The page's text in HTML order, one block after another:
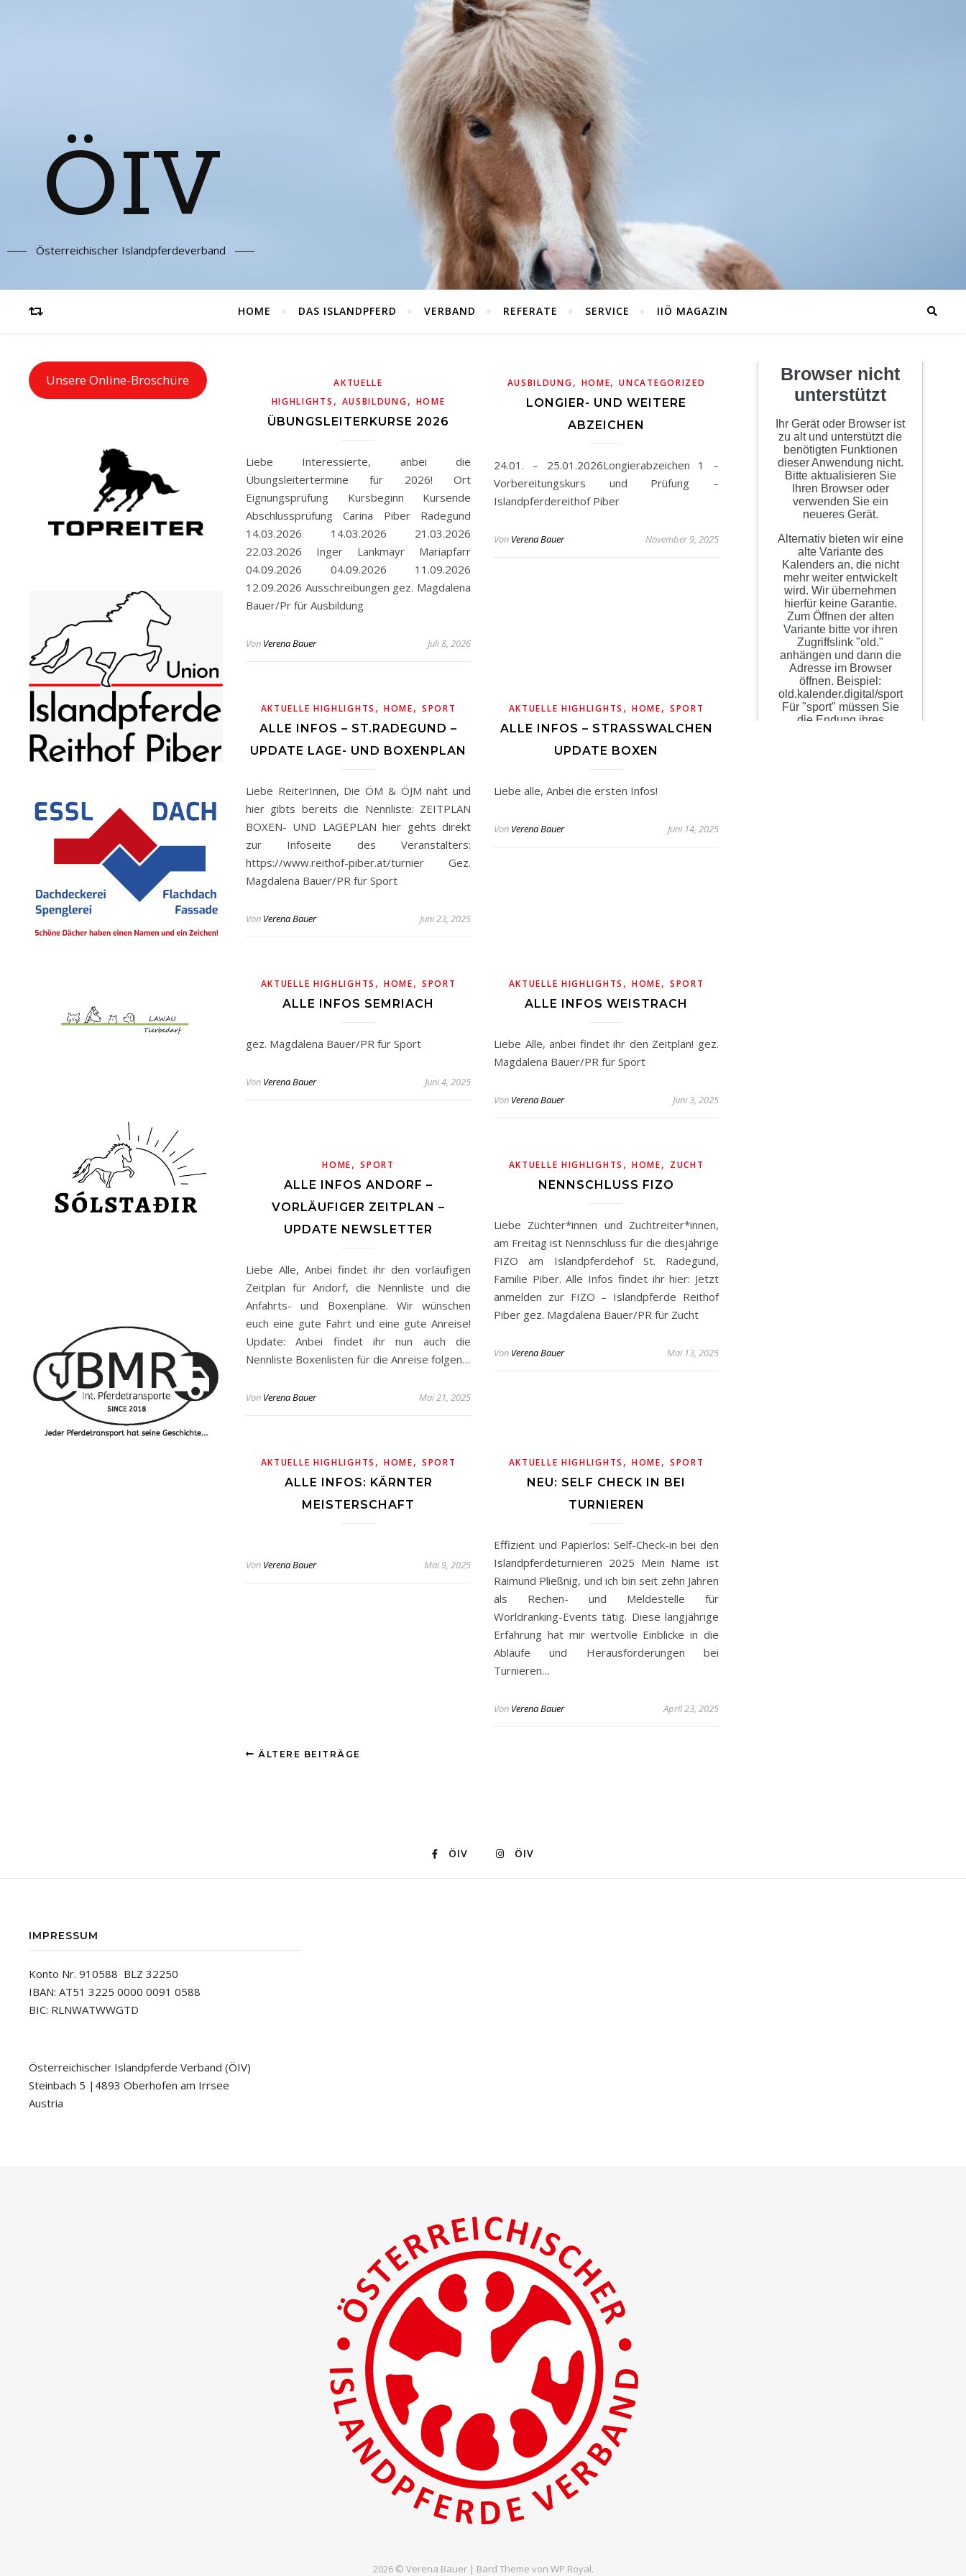
ÖIV
Österreichischer Islandpferdeverband
HOME DAS ISLANDPFERD VERBAND REFERATE SERVICE IIÖ MAGAZIN
Unsere Online-Broschüre
AKTUELLE
HIGHLIGHTS , AUSBILDUNG, HOME
ÜBUNGSLEITERKURSE 2026
Liebe Interessierte, anbei die
Übungsleitertermine für 2026! Ort
Eignungsprüfung Kursbeginn Kursende
Abschlussprüfung Carina Piber Radegund
14.03.2026 14.03.2026 21.03.2026
22.03.2026 Inger Lankmayr Mariapfarr
04.09.2026 04.09.2026 11.09.2026
12.09.2026 Ausschreibungen gez. Magdalena
Bauer/Pr für Ausbildung
Von Verena Bauer Juli 8, 2026
AUSBILDUNG, HOME,UNCATEGORIZED
LONGIER- UND WEITERE
ABZEICHEN
24.01. – 25.01.2026Longierabzeichen 1 –
Vorbereitungskurs und Prüfung –
Islandpferdereithof Piber
Von Verena Bauer November 9, 2025
AKTUELLE HIGHLIGHTS , HOME, SPORT
ALLE INFOS – ST.RADEGUND –
UPDATE LAGE- UND BOXENPLAN
Liebe ReiterInnen, Die ÖM & ÖJM naht und
hier gibts bereits die Nennliste: ZEITPLAN
BOXEN- UND LAGEPLAN hier gehts direkt
zur Infoseite des Veranstalters:
https://www.reithof-piber.at/turnier Gez.
Magdalena Bauer/PR für Sport
Von Verena Bauer Juni 23, 2025
AKTUELLE HIGHLIGHTS , HOME, SPORT
ALLE INFOS – STRASSWALCHEN U
PDATE BOXEN
Liebe alle, Anbei die ersten Infos!
Von Verena Bauer Juni 14, 2025
AKTUELLE HIGHLIGHTS , HOME, SPORT
ALLE INFOS SEMRIACH
gez. Magdalena Bauer/PR für Sport
Von Verena Bauer Juni 4, 2025
AKTUELLE HIGHLIGHTS , HOME, SPORT
ALLE INFOS WEISTRACH
Liebe Alle, anbei findet ihr den Zeitplan! gez.
Magdalena Bauer/PR für Sport
Von Verena Bauer Juni 3, 2025
HOME,SPORT
ALLE INFOS ANDORF –
VORLÄUFIGER ZEITPLAN –
UPDATE NEWSLETTER
Liebe Alle, Anbei findet ihr den vorläufigen
Zeitplan für Andorf, die Nennliste und die
Anfahrts- und Boxenpläne. Wir wünschen
euch eine gute Fahrt und eine gute Anreise!
Update: Anbei findet ihr nun auch die
Nennliste Boxenlisten für die Anreise folgen…
Von Verena Bauer Mai 21, 2025
AKTUELLE HIGHLIGHTS , HOME, ZUCHT
NENNSCHLUSS FIZO
Liebe Züchter*innen und Zuchtreiter*innen,
am Freitag ist Nennschluss für die diesjährige
FIZO am Islandpferdehof St. Radegund,
Familie Piber. Alle Infos findet ihr hier: Jetzt
anmelden zur FIZO – Islandpferde Reithof
Piber gez. Magdalena Bauer/PR für Zucht
Von Verena Bauer Mai 13, 2025
AKTUELLE HIGHLIGHTS , HOME, SPORT
ALLE INFOS: KÄRNTER
MEISTERSCHAFT
Von Verena Bauer Mai 9, 2025
AKTUELLE HIGHLIGHTS , HOME, SPORT
NEU: SELF CHECK IN BEI
TURNIEREN
Effizient und Papierlos: Self-Check-in bei den
Islandpferdeturnieren 2025 Mein Name ist
Raimund Pließnig, und ich bin seit zehn Jahren
als Rechen- und Meldestelle für
Worldranking-Events tätig. Diese langjährige
Erfahrung hat mir wertvolle Einblicke in die
Abläufe und Herausforderungen bei
Turnieren…
Von Verena Bauer April 23, 2025
ÄLTERE BEITRÄGE
ÖIV ÖIV
IMPRESSUM
Konto Nr. 910588 BLZ 32250
IBAN: AT51 3225 0000 0091 0588
BIC: RLNWATWWGTD
Österreichischer Islandpferde Verband (ÖIV)
Steinbach 5 |4893 Oberhofen am Irrsee
Austria
2026 © Verena Bauer | Bard Theme von WP Royal.